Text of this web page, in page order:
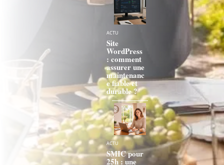
ACTU
Site
WordPress
: comment
assurer une
maintenanc
e fiable et
durable ?
ACTU
SMIC pour
25h : une